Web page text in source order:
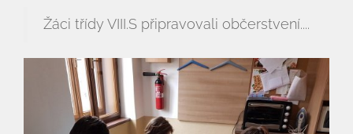
Žáci třídy VIII.S připravovali občerstvení....